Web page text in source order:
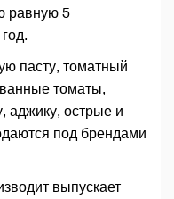
равную 5
пасту, томатный
томаты,
аджику, острые и
под брендами
выпускает